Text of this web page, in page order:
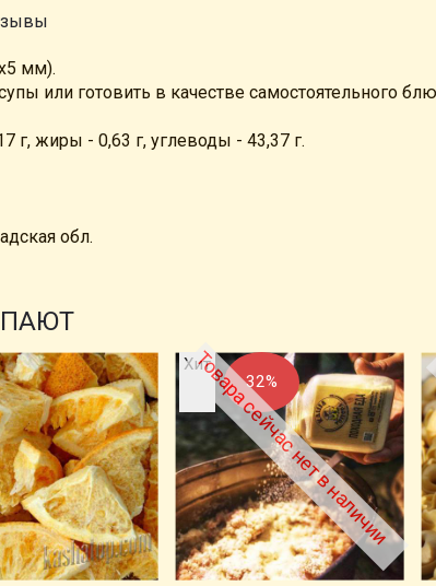
мм).
или готовить в качестве самостоятельного
г, жиры - 0,63 г, углеводы - 43,37 г.
обл.
Хит
32%
Товара сейчас нет в наличии